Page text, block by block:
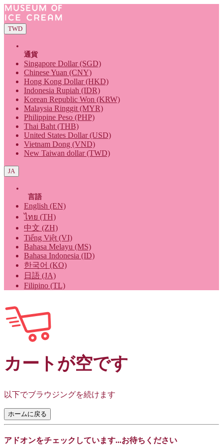
TWD
通貨
Singapore Dollar (SGD)
Chinese Yuan (CNY)
Hong Kong Dollar (HKD)
Indonesia Rupiah (IDR)
Korean Republic Won (KRW)
Malaysia Ringgit (MYR)
Philippine Peso (PHP)
Thai Baht (THB)
United States Dollar (USD)
Vietnam Dong (VND)
New Taiwan dollar (TWD)
JA
言語
English (EN)
ไทย (TH)
中文 (ZH)
Tiếng Việt (VI)
Bahasa Melayu (MS)
Bahasa Indonesia (ID)
한국어 (KO)
日語 (JA)
Filipino (TL)
カートが空です
以下でブラウジングを続けます
ホームに戻る
アドオンをチェックしています...お待ちください